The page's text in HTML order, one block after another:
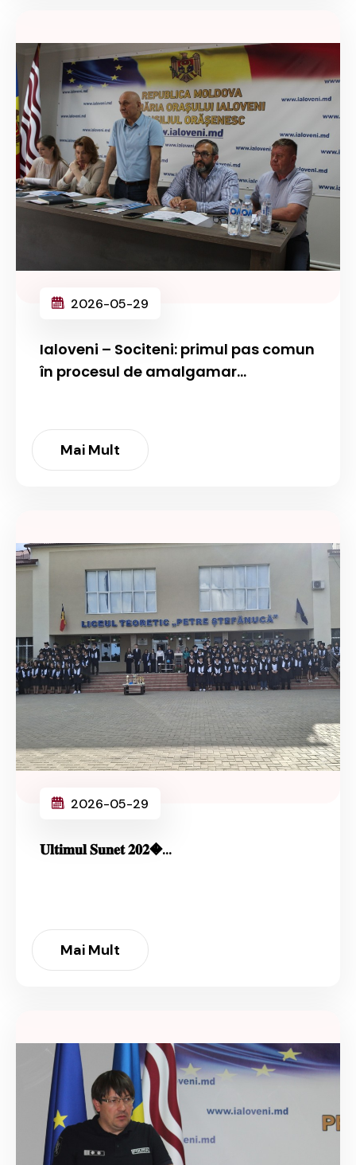
2026-05-29
Ialoveni – Sociteni: primul pas comun
în procesul de amalgamar...
Mai Mult
2026-05-29
𝐔𝐥𝐭𝐢𝐦𝐮𝐥 𝐒𝐮𝐧𝐞𝐭 𝟐𝟎𝟐�...
Mai Mult